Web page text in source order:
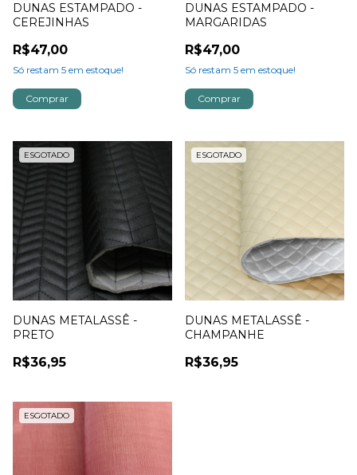
DUNAS ESTAMPADO -
CEREJINHAS
R$47,00
Só restam 5 em estoque!
DUNAS ESTAMPADO -
MARGARIDAS
R$47,00
Só restam 5 em estoque!
ESGOTADO
DUNAS METALASSÊ -
PRETO
R$36,95
ESGOTADO
DUNAS METALASSÊ -
CHAMPANHE
R$36,95
ESGOTADO